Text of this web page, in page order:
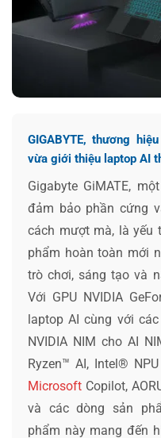
GIGABYTE, thương
vừa giới thiệu laptop AI
Gigabyte GiMATE,
đảm bảo phần cứng
cách mượt mà, là yếu
phẩm hoàn toàn mới
trò chơi, sáng tạo và
Với GPU NVIDIA
laptop AI cùng với
NVIDIA NIM cho AI
Ryzen™ AI, Intel®
Microsoft Copilot,
và các dòng sản
phẩm này mang đến